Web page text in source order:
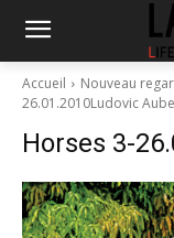
Accueil Nouveau
26.01.2010Ludovic
Horses 3-